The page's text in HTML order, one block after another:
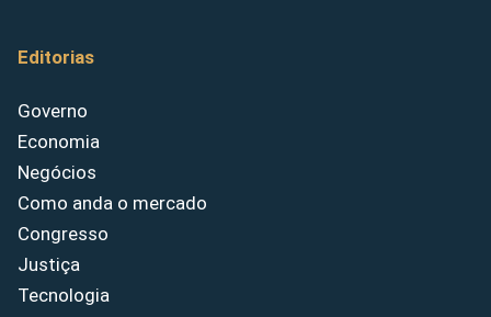
Editorias
Governo
Economia
Negócios
Como anda o mercado
Congresso
Justiça
Tecnologia